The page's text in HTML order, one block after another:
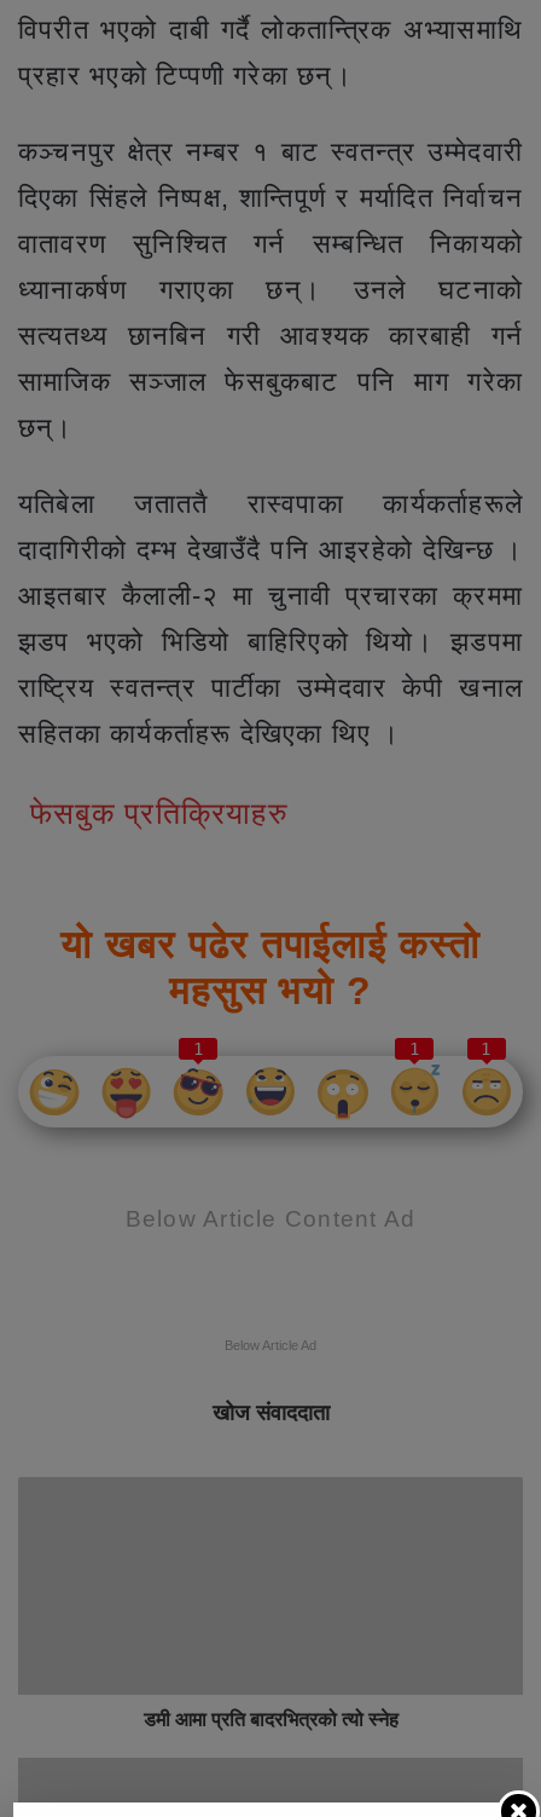
विपरीत भएको दाबी गर्दै लोकतान्त्रिक अभ्यासमाथि
प्रहार भएको टिप्पणी गरेका छन्।
कञ्चनपुर क्षेत्र नम्बर १ बाट स्वतन्त्र उम्मेदवारी
दिएका सिंहले निष्पक्ष, शान्तिपूर्ण र मर्यादित निर्वाचन
वातावरण सुनिश्चित गर्न सम्बन्धित निकायको
ध्यानाकर्षण गराएका छन्। उनले घटनाको
सत्यतथ्य छानबिन गरी आवश्यक कारबाही गर्न
सामाजिक सञ्जाल फेसबुकबाट पनि माग गरेका
छन्।
यतिबेला जताततै रास्वपाका कार्यकर्ताहरूले
दादागिरीको दम्भ देखाउँदै पनि आइरहेको देखिन्छ ।
आइतबार कैलाली-२ मा चुनावी प्रचारका क्रममा
झडप भएको भिडियो बाहिरिएको थियो। झडपमा
राष्ट्रिय स्वतन्त्र पार्टीका उम्मेदवार केपी खनाल
सहितका कार्यकर्ताहरू देखिएका थिए ।
फेसबुक प्रतिक्रियाहरु
यो खबर पढेर तपाईलाई कस्तो
महसुस भयो ?
1 1 1
Below Article Content Ad
Below Article Ad
खोज संवाददाता
डमी आमा प्रति बादरभित्रको त्यो स्नेह